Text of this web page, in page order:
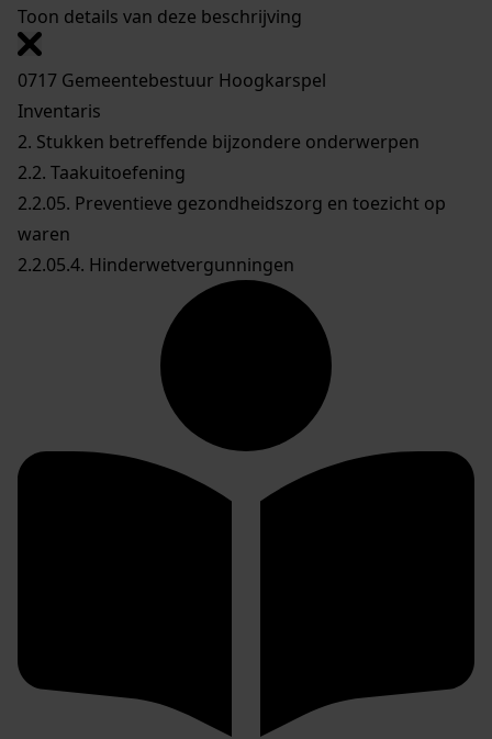
Toon details van deze beschrijving
0717 Gemeentebestuur Hoogkarspel
Inventaris
2. Stukken betreffende bijzondere onderwerpen
2.2. Taakuitoefening
2.2.05. Preventieve gezondheidszorg en toezicht op
waren
2.2.05.4. Hinderwetvergunningen